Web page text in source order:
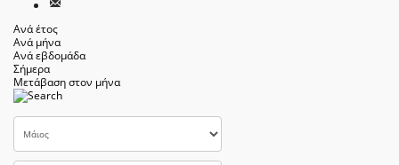
Ανά έτος
Ανά μήνα
Ανά εβδομάδα
Σήμερα
Μετάβαση στον μήνα